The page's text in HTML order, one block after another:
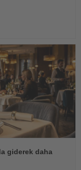
giderek daha